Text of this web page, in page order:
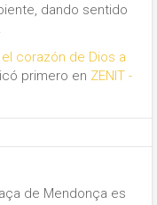
dando sentido
el corazón de Dios a
primero en ZENIT -
de Mendonça es